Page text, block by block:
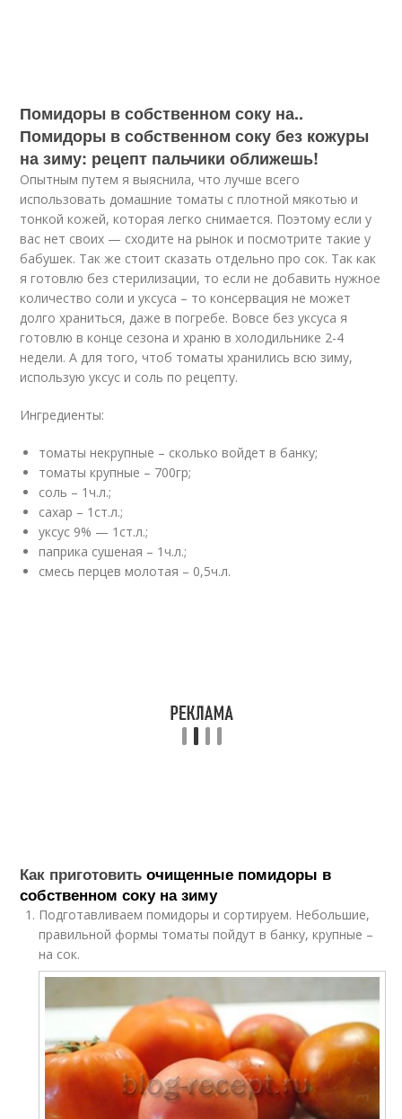
Помидоры в собственном соку на..
Помидоры в собственном соку без кожуры
на зиму: рецепт пальчики оближешь!
Опытным путем я выяснила, что лучше всего
использовать домашние томаты с плотной мякотью и
тонкой кожей, которая легко снимается. Поэтому если у
вас нет своих — сходите на рынок и посмотрите такие у
бабушек. Так же стоит сказать отдельно про сок. Так как
я готовлю без стерилизации, то если не добавить нужное
количество соли и уксуса – то консервация не может
долго храниться, даже в погребе. Вовсе без уксуса я
готовлю в конце сезона и храню в холодильнике 2-4
недели. А для того, чтоб томаты хранились всю зиму,
использую уксус и соль по рецепту.
Ингредиенты:
томаты некрупные – сколько войдет в банку;
томаты крупные – 700гр;
соль – 1ч.л.;
сахар – 1ст.л.;
уксус 9% — 1ст.л.;
паприка сушеная – 1ч.л.;
смесь перцев молотая – 0,5ч.л.
Как приготовитьочищенные помидоры в
собственном соку на зиму
Подготавливаем помидоры и сортируем. Небольшие,
правильной формы томаты пойдут в банку, крупные –
на сок.